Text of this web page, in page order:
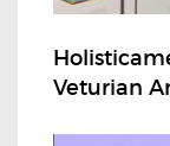
Veturian